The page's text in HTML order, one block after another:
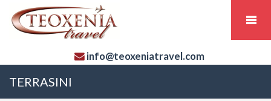
info@teoxeniatravel.com
TERRASINI